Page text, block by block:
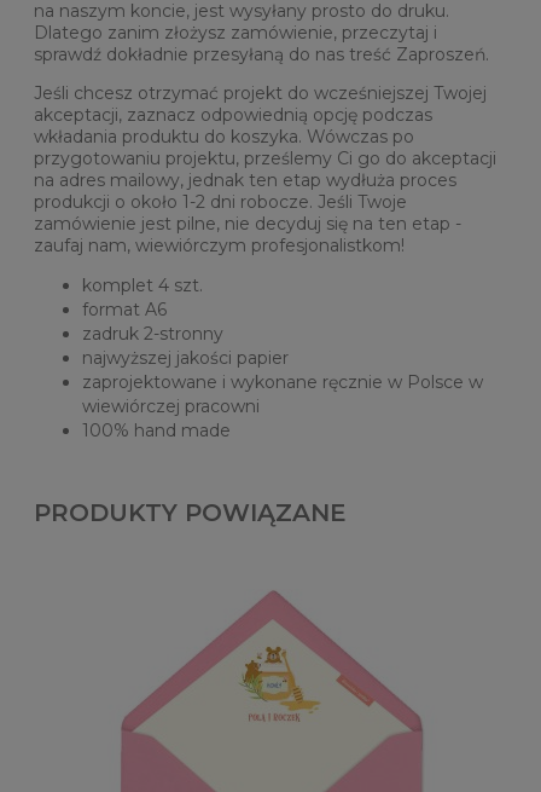
na naszym koncie, jest wysyłany prosto do druku.
Dlatego zanim złożysz zamówienie, przeczytaj i
sprawdź dokładnie przesyłaną do nas treść Zaproszeń.
Jeśli chcesz otrzymać projekt do wcześniejszej Twojej
akceptacji, zaznacz odpowiednią opcję podczas
wkładania produktu do koszyka. Wówczas po
przygotowaniu projektu, prześlemy Ci go do akceptacji
na adres mailowy, jednak ten etap wydłuża proces
produkcji o około 1-2 dni robocze. Jeśli Twoje
zamówienie jest pilne, nie decyduj się na ten etap -
zaufaj nam, wiewiórczym profesjonalistkom!
komplet 4 szt.
format A6
zadruk 2-stronny
najwyższej jakości papier
zaprojektowane i wykonane ręcznie w Polsce w
wiewiórczej pracowni
100% hand made
PRODUKTY POWIĄZANE